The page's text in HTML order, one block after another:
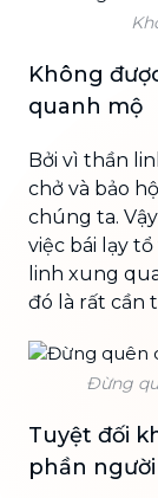
Không
quanh mộ
Bởi vì thần
chở và bảo
chúng ta.
việc bái lạy
linh xung
đó là rất cần
Đừng
Tuyệt đối
phần